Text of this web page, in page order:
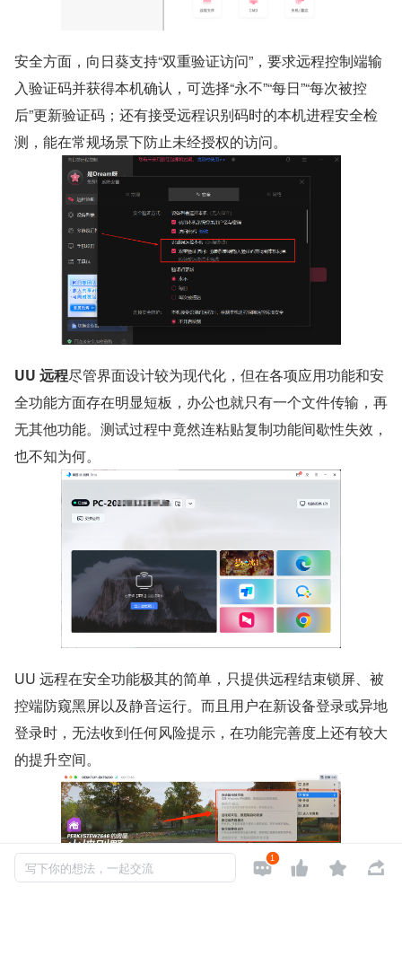
安全方面，向日葵支持“双重验证访问”，要求远程控制端输
入验证码并获得本机确认，可选择“永不”“每日”“每次被控
后”更新验证码；还有接受远程识别码时的本机进程安全检
测，能在常规场景下防止未经授权的访问。
UU 远程尽管界面设计较为现代化，但在各项应用功能和安
全功能方面存在明显短板，办公也就只有一个文件传输，再
无其他功能。测试过程中竟然连粘贴复制功能间歇性失效，
也不知为何。
UU 远程在安全功能极其的简单，只提供远程结束锁屏、被
控端防窥黑屏以及静音运行。而且用户在新设备登录或异地
登录时，无法收到任何风险提示，在功能完善度上还有较大
的提升空间。
写下你的想法，一起交流 
1   